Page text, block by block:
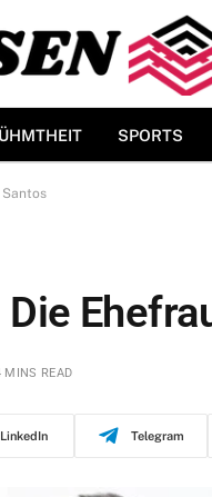
SPORTS
MINS READ
LinkedIn Telegram